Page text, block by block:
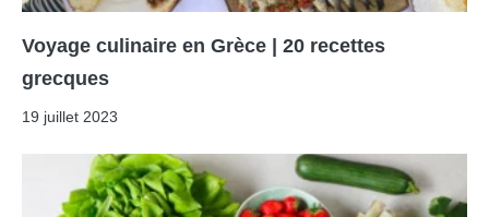
Voyage culinaire en Grèce | 20 recettes
grecques
19 juillet 2023